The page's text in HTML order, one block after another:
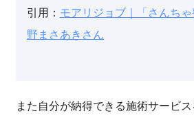
引用： モアリジョブ｜「さんち
野まさあきさん
また自分が納得できる施術サービ